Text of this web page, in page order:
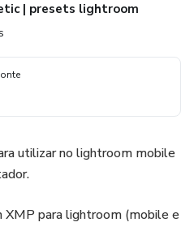
| presets lightroom
utilizar no lightroom mobile
XMP para lightroom (mobile e